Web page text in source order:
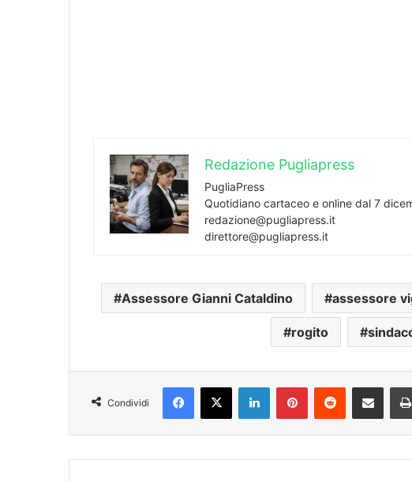
Redazione Pugliapress
PugliaPress
Quotidiano cartaceo e online dal 7
redazione@pugliapress.it
direttore@pugliapress.it
Assessore Gianni Cataldino assessore
rogito
Condividi